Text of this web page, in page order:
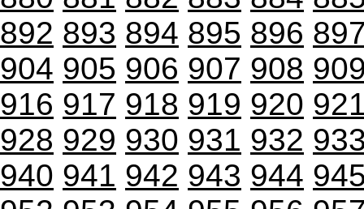
892 893 894 895 896
904 905 906 907 908
916 917 918 919 920
928 929 930 931 932
940 941 942 943 944